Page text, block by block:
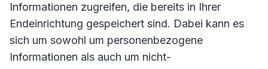
Informationen zugreifen, die bereits in Ihrer
Endeinrichtung gespeichert sind. Dabei kann es
sich um sowohl um personenbezogene
Informationen als auch um nicht-